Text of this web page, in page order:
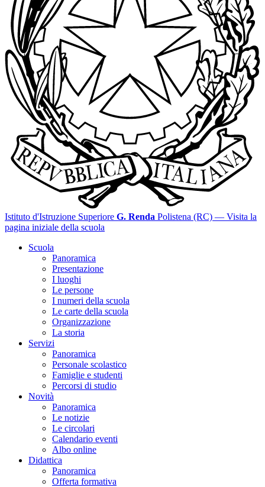
Istituto d'Istruzione Superiore G. Renda Polistena (RC) — Visita la
pagina iniziale della scuola
Scuola
Panoramica
Presentazione
I luoghi
Le persone
I numeri della scuola
Le carte della scuola
Organizzazione
La storia
Servizi
Panoramica
Personale scolastico
Famiglie e studenti
Percorsi di studio
Novità
Panoramica
Le notizie
Le circolari
Calendario eventi
Albo online
Didattica
Panoramica
Offerta formativa